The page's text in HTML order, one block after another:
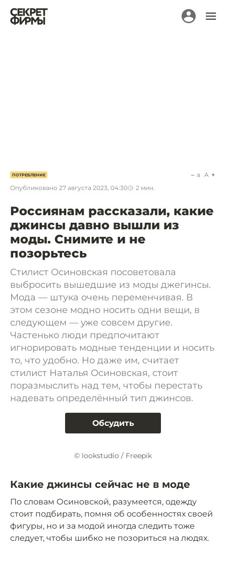
ПОТРЕБЛЕНИЕ
Опубликовано 27 августа 2023, 04:30 2 мин.
a A
Россиянам рассказали, какие
джинсы давно вышли из
моды. Снимите и не
позорьтесь
Стилист Осиновская посоветовала
выбросить вышедшие из моды джегинсы.
Мода — штука очень переменчивая. В
этом сезоне модно носить одни вещи, в
следующем — уже совсем другие.
Частенько люди предпочитают
игнорировать модные тенденции и носить
то, что удобно. Но даже им, считает
стилист Наталья Осиновская, стоит
поразмыслить над тем, чтобы перестать
надевать определённый тип джинсов.
Обсудить
© lookstudio / Freepik
Какие джинсы сейчас не в моде
По словам Осиновской, разумеется, одежду
стоит подбирать, помня об особенностях своей
фигуры, но и за модой иногда следить тоже
следует, чтобы шибко не позориться на людях.